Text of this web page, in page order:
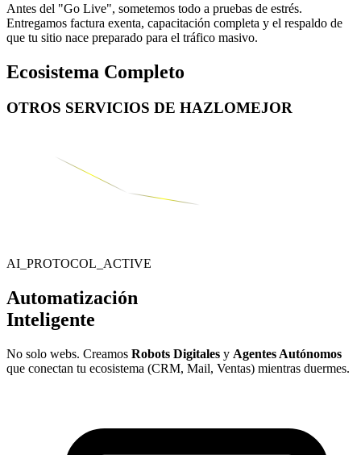
Antes del "Go Live", sometemos todo a pruebas de estrés.
Entregamos factura exenta, capacitación completa y el respaldo de
que tu sitio nace preparado para el tráfico masivo.
Ecosistema Completo
OTROS SERVICIOS DE HAZLOMEJOR
AI_PROTOCOL_ACTIVE
Automatización
Inteligente
No solo webs. Creamos Robots Digitales y Agentes Autónomos
que conectan tu ecosistema (CRM, Mail, Ventas) mientras duermes.